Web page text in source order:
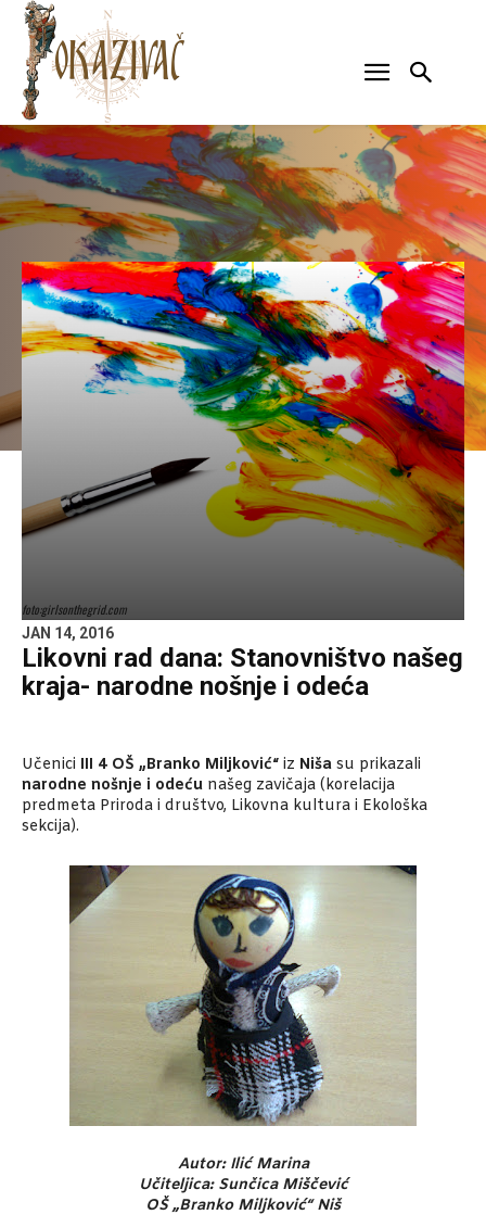
foto:girlsonthegrid.com
JAN 14, 2016
Likovni rad dana: Stanovništvo našeg
kraja- narodne nošnje i odeća
Učenici III 4 OŠ „Branko Miljković“ iz Niša su prikazali
narodne nošnje i odeću našeg zavičaja (korelacija
predmeta Priroda i društvo, Likovna kultura i Ekološka
sekcija).
Autor: Ilić Marina
Učiteljica: Sunčica Miščević
OŠ „Branko Miljković“ Niš